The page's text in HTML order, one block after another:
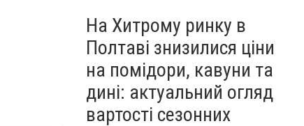
На Хитрому ринку в
Полтаві знизилися ціни
на помідори, кавуни та
дині: актуальний огляд
вартості сезонних